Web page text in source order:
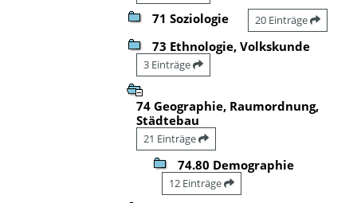
71 Soziologie 20 Einträge
73 Ethnologie, Volkskunde
3 Einträge
74 Geographie, Raumordnung,
Städtebau
21 Einträge
74.80 Demographie
12 Einträge